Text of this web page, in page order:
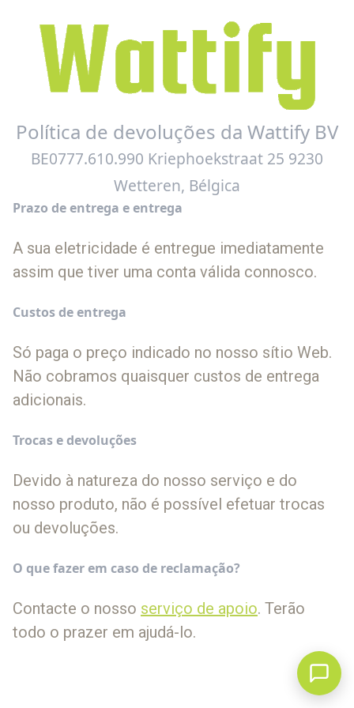
Política de devoluções da Wattify BV
BE0777.610.990 Kriephoekstraat 25 9230
Wetteren, Bélgica
Prazo de entrega e entrega
A sua eletricidade é entregue imediatamente
assim que tiver uma conta válida connosco.
Custos de entrega
Só paga o preço indicado no nosso sítio Web.
Não cobramos quaisquer custos de entrega
adicionais.
Trocas e devoluções
Devido à natureza do nosso serviço e do
nosso produto, não é possível efetuar trocas
ou devoluções.
O que fazer em caso de reclamação?
Contacte o nosso serviço de apoio. Terão
todo o prazer em ajudá-lo.